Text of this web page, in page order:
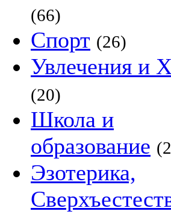
(66)
Спорт (26)
Увлечения и
(20)
Школа и
образование
Эзотерика,